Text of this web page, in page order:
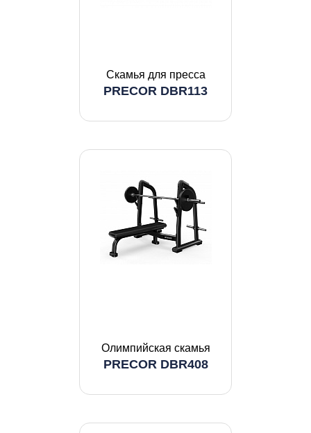
Скамья для пресса
PRECOR DBR113
Олимпийская скамья
PRECOR DBR408